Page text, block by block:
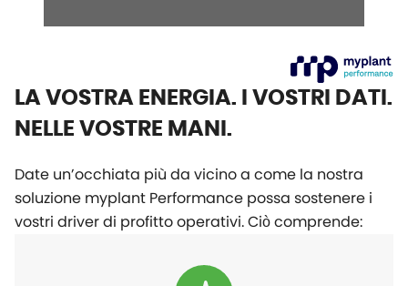
LA VOSTRA ENERGIA. I VOSTRI DATI.
NELLE VOSTRE MANI.
Date un’occhiata più da vicino a come la nostra
soluzione myplant Performance possa sostenere i
vostri driver di profitto operativi. Ciò comprende: